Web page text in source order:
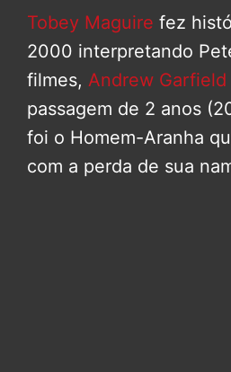
Tobey Maguire fez
2000 interpretando
filmes, Andrew Garfield
passagem de 2 anos
foi o Homem-Aranha
com a perda de sua